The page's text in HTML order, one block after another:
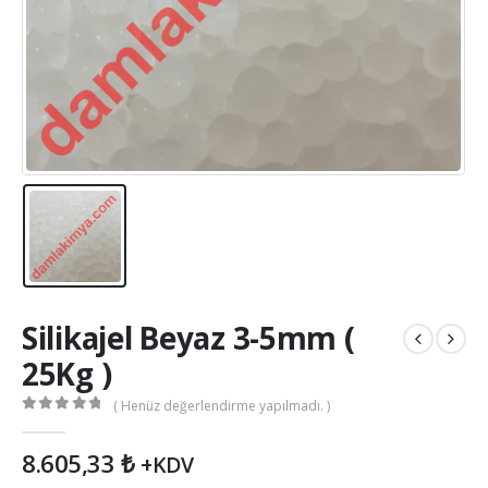
Silikajel Beyaz 3-5mm (
25Kg )
( Henüz değerlendirme yapılmadı. )
8.605,33 ₺ +KDV